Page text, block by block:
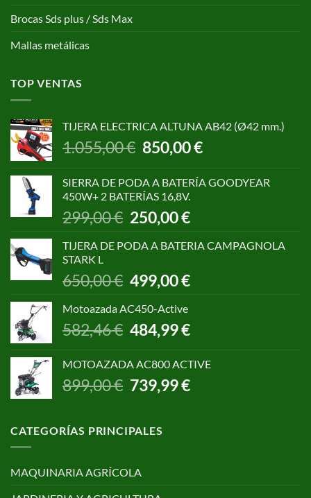
Brocas Sds plus / Sds Max
Mallas metálicas
TOP VENTAS
TIJERA ELECTRICA ALTUNA AB42 (Ø42 mm.)
1.055,00€ El
precio
era:
1.055,00 €.
850,00€El
precio
es:
SIERRA DE PODA A BATERÍA GOODYEAR
450W+ 2 BATERÍAS 16,8V.
299,00€ El
precio
original
299,00 €.
250,00€El
precio
actual
250,00 €.
TIJERA DE PODA A BATERIA CAMPAGNOLA
STARK L
650,00€
El
precio
original
650,00 €.
499,00€El
precio
499,00 €.
Motoazada AC450-Active
582,46€
El
precio
era:
582,46 €.
484,99€El
precio
es:
484,99 €.
MOTOAZADA AC800 ACTIVE
899,00€ El
precio
era:
899,00 €.
739,99€El
precio
CATEGORÍAS PRINCIPALES
MAQUINARIA AGRÍCOLA